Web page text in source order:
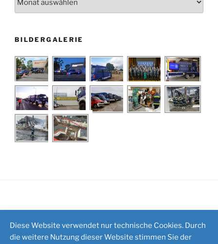
BILDERGALERIE
Diese Website verwendet nur technische Cookies. Durch
die weitere Nutzung dieser Website stimmen Sie der